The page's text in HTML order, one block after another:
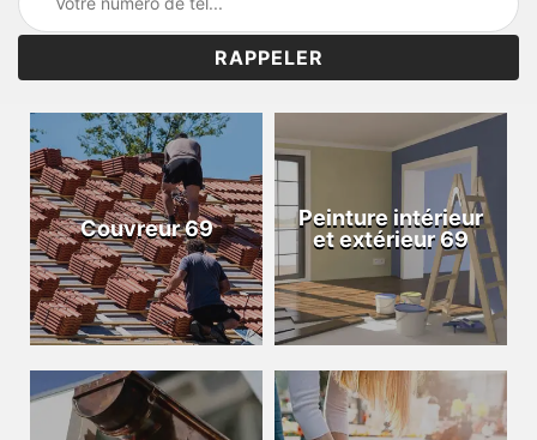
Couvreur 69
Peinture intérieur
et extérieur 69